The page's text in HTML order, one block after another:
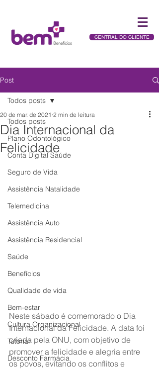
CENTRAL DO CLIENTE
Post
Todos posts
Plano Odontológico
Conta Digital Saúde
Seguro de Vida
Assistência Natalidade
Telemedicina
Assistência Auto
Assistência Residencial
Saúde
Benefícios
Qualidade de vida
Bem-estar
Cultura Organizacional
Tutorial
Desconto Farmácia
Todos posts
Dia Internacional da
Felicidade
20 de mar. de 2021 2 min de leitura
Neste sábado é comemorado o Dia
Internacional da Felicidade. A data foi
criada pela ONU, com objetivo de
promover a felicidade e alegria entre
os povos, evitando os conflitos e